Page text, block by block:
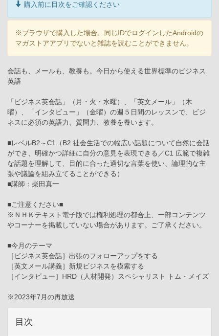
購入前に目次をご確認ください
※ブラウザで購入した場合、同じIDでログインしたAndroidの
マガストアアプリでないと雑誌を読むことができません。
会話も、メールも、教養も。今日から使える世界標準のビジネス
英語
「ビジネス英会話」（月・火・水曜）、「英文メール」（木
曜）、「インタビュー」（金曜）の週５日間のレッスンで、ビジ
ネスに必須の英語力、質問力、教養を養います。
■レベルB2～C1（B2 社会生活での幅広い話題について自然に会話
ができ、明確かつ詳細に自分の意見を表現できる／C1 広範で複雑
な話題を理解して、目的に合った適切な言葉を使い、論理的な主
張や議論を組み立てることができる）
■講師：柴田真一
■ご注意ください■
※ＮＨＫテキスト電子版では権利処理の都合上、一部コンテンツ
やコーナーを掲載していない場合があります。ご了承ください。
■今月のテーマ
［ビジネス英会話］出張のフォローアップをする
［英文メール講義］新規ビジネスを模索する
［インタビュー］HRD（人材開発）スペシャリスト トム・メイズ
※2023年7月の再放送
目次